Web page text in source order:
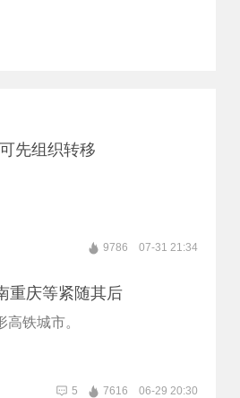
先组织转移
9786 07-31 21:34
重庆等紧随其后
铁城市。
5 7616 06-29 20:30